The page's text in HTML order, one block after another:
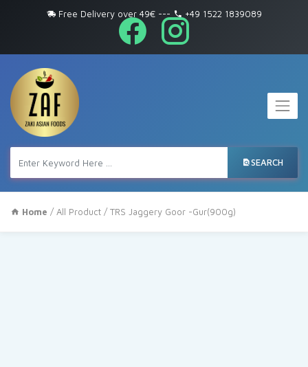
Free Delivery over 49€--- +49 1522 1839089
SEARCH
Home / All Product / TRS Jaggery Goor -Gur(900g)